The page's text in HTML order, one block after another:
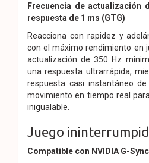
Frecuencia de actualización
respuesta de 1 ms (GTG)
Reacciona con rapidez y
con el máximo rendimiento en
actualización de 350 Hz
una respuesta ultrarrápida,
respuesta casi instantáneo
movimiento en tiempo real
inigualable.
Juego
Compatible con NVIDIA G-Sync